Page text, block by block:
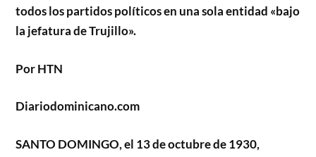
todos los partidos políticos en una sola entidad «bajo
la jefatura de Trujillo».
Por HTN
Diariodominicano.com
SANTO DOMINGO, el 13 de octubre de 1930,